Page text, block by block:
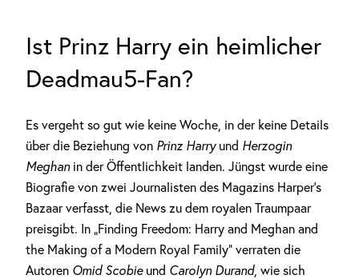
Ist Prinz Harry ein heimlicher
Deadmau5-Fan?
Es vergeht so gut wie keine Woche, in der keine Details
über die Beziehung von Prinz Harryund Herzogin
Meghan in der Öffentlichkeit landen. Jüngst wurde eine
Biografie von zwei Journalisten des Magazins Harper’s
Bazaar verfasst, die News zu dem royalen Traumpaar
preisgibt. In „Finding Freedom: Harry and Meghan and
the Making of a Modern Royal Family“ verraten die
Autoren Omid Scobie und Carolyn Durand, wie sich